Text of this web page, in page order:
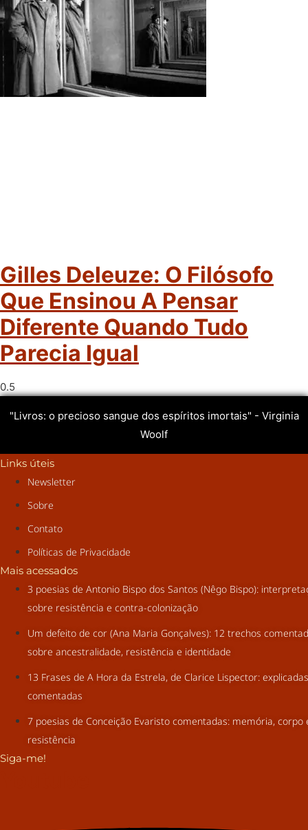
Gilles Deleuze: O Filósofo
Que Ensinou A Pensar
Diferente Quando Tudo
Parecia Igual
"Livros: o precioso sangue dos espíritos imortais" - Virginia
Woolf
Links úteis
Newsletter
Sobre
Contato
Políticas de Privacidade
Mais acessados
3 poesias de Antonio Bispo dos Santos (Nêgo Bispo):
sobre resistência e contra-colonização
Um defeito de cor (Ana Maria Gonçalves): 12 trechos
sobre ancestralidade, resistência e identidade
13 Frases de A Hora da Estrela, de Clarice Lispector:
comentadas
7 poesias de Conceição Evaristo comentadas: memória, corpo
resistência
Siga-me!